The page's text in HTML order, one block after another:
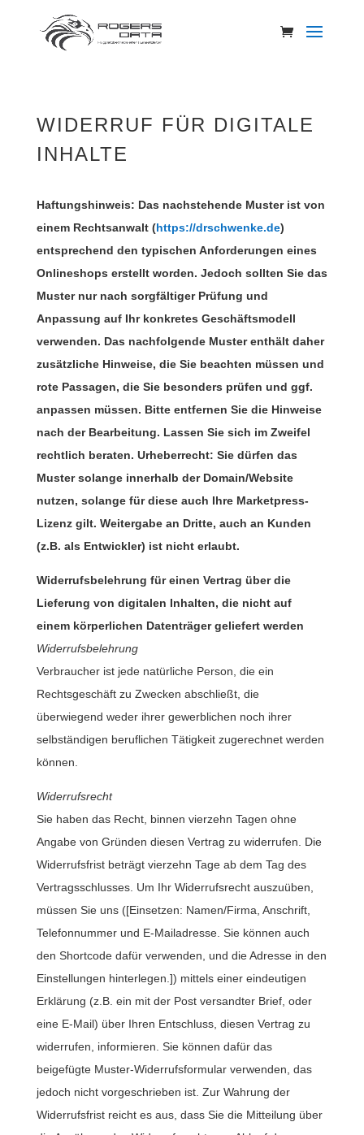
WIDERRUF FÜR DIGITALE
INHALTE
Haftungshinweis: Das nachstehende Muster ist von
einem Rechtsanwalt (https://drschwenke.de)
entsprechend den typischen Anforderungen eines
Onlineshops erstellt worden. Jedoch sollten Sie das
Muster nur nach sorgfältiger Prüfung und
Anpassung auf Ihr konkretes Geschäftsmodell
verwenden. Das nachfolgende Muster enthält daher
zusätzliche Hinweise, die Sie beachten müssen und
rote Passagen, die Sie besonders prüfen und ggf.
anpassen müssen. Bitte entfernen Sie die Hinweise
nach der Bearbeitung. Lassen Sie sich im Zweifel
rechtlich beraten. Urheberrecht: Sie dürfen das
Muster solange innerhalb der Domain/Website
nutzen, solange für diese auch Ihre Marketpress-
Lizenz gilt. Weitergabe an Dritte, auch an Kunden
(z.B. als Entwickler) ist nicht erlaubt.
Widerrufsbelehrung für einen Vertrag über die
Lieferung von digitalen Inhalten, die nicht auf
einem körperlichen Datenträger geliefert werden
Widerrufsbelehrung
Verbraucher ist jede natürliche Person, die ein
Rechtsgeschäft zu Zwecken abschließt, die
überwiegend weder ihrer gewerblichen noch ihrer
selbständigen beruflichen Tätigkeit zugerechnet werden
können.
Widerrufsrecht
Sie haben das Recht, binnen vierzehn Tagen ohne
Angabe von Gründen diesen Vertrag zu widerrufen. Die
Widerrufsfrist beträgt vierzehn Tage ab dem Tag des
Vertragsschlusses. Um Ihr Widerrufsrecht auszuüben,
müssen Sie uns ([Einsetzen: Namen/Firma, Anschrift,
Telefonnummer und E-Mailadresse. Sie können auch
den Shortcode dafür verwenden, und die Adresse in den
Einstellungen hinterlegen.]) mittels einer eindeutigen
Erklärung (z.B. ein mit der Post versandter Brief, oder
eine E-Mail) über Ihren Entschluss, diesen Vertrag zu
widerrufen, informieren. Sie können dafür das
beigefügte Muster-Widerrufsformular verwenden, das
jedoch nicht vorgeschrieben ist. Zur Wahrung der
Widerrufsfrist reicht es aus, dass Sie die Mitteilung über